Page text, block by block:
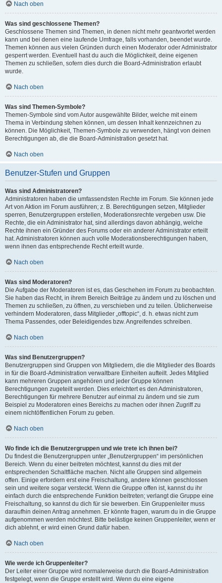
Nach oben
Was sind geschlossene Themen?
Geschlossene Themen sind Themen, in denen nicht mehr geantwortet werden
kann und bei denen eine laufende Umfrage, falls vorhanden, beendet wurde.
Themen können aus vielen Gründen durch einen Moderator oder Administrator
gesperrt werden. Eventuell hast du auch die Möglichkeit, deine eigenen
Themen zu schließen, sofern dies durch die Board-Administration erlaubt
wurde.
Nach oben
Was sind Themen-Symbole?
Themen-Symbole sind vom Autor ausgewählte Bilder, welche mit einem
Thema in Verbindung stehen können, um dessen Inhalt kennzeichnen zu
können. Die Möglichkeit, Themen-Symbole zu verwenden, hängt von deinen
Berechtigungen ab, die die Board-Administration gesetzt hat.
Nach oben
Benutzer-Stufen und Gruppen
Was sind Administratoren?
Administratoren haben die umfassendsten Rechte im Forum. Sie können jede
Art von Aktion im Forum ausführen; z. B. Berechtigungen setzen, Mitglieder
sperren, Benutzergruppen erstellen, Moderationsrechte vergeben usw. Die
Rechte, die ein Administrator hat, sind allerdings davon abhängig, welche
Rechte ihnen ein Gründer des Forums oder ein anderer Administrator erteilt
hat. Administratoren können auch volle Moderationsberechtigungen haben,
wenn ihnen das entsprechende Recht erteilt wurde.
Nach oben
Was sind Moderatoren?
Die Aufgabe der Moderatoren ist es, das Geschehen im Forum zu beobachten.
Sie haben das Recht, in ihrem Bereich Beiträge zu ändern und zu löschen und
Themen zu schließen, zu öffnen, zu verschieben und zu teilen. Üblicherweise
verhindern Moderatoren, dass Mitglieder „offtopic“, d. h. etwas nicht zum
Thema Passendes, oder Beleidigendes bzw. Angreifendes schreiben.
Nach oben
Was sind Benutzergruppen?
Benutzergruppen sind Gruppen von Mitgliedern, die die Mitglieder des Boards
in für die Board-Administration verwaltbare Einheiten aufteilt. Jedes Mitglied
kann mehreren Gruppen angehören und jeder Gruppe können
Berechtigungen zugeteilt werden. Dies erleichtert es den Administratoren,
Berechtigungen für mehrere Benutzer auf einmal zu ändern und sie zum
Beispiel zu Moderatoren eines Bereichs zu machen oder ihnen Zugriff zu
einem nichtöffentlichen Forum zu geben.
Nach oben
Wo finde ich die Benutzergruppen und wie trete ich ihnen bei?
Du findest die Benutzergruppen unter „Benutzergruppen“ im persönlichen
Bereich. Wenn du einer beitreten möchtest, kannst du dies mit der
entsprechenden Schaltfläche machen. Nicht alle Gruppen sind allgemein
offen. Einige erfordern erst eine Freischaltung, andere können geschlossen
sein und weitere sogar versteckt. Wenn die Gruppe offen ist, kannst du ihr
einfach durch die entsprechende Funktion beitreten; verlangt die Gruppe eine
Freischaltung, so kannst du dich für sie bewerben. Ein Gruppenleiter muss
daraufhin deinen Antrag annehmen. Er könnte fragen, warum du in die Gruppe
aufgenommen werden möchtest. Bitte belästige keinen Gruppenleiter, wenn er
dich ablehnt, er wird einen Grund dafür haben.
Nach oben
Wie werde ich Gruppenleiter?
Der Leiter einer Gruppe wird normalerweise durch die Board-Administration
festgelegt, wenn die Gruppe erstellt wird. Wenn du eine eigene